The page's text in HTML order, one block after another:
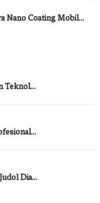
Nano Coating Mobil…
Teknol…
Dia…